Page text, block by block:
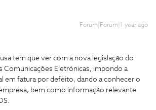
Forum|Forum|1 year ago
tem que ver com a nova legislação do
Comunicações Eletrónicas, impondo a
em fatura por defeito, dando a conhecer o
bem como informação relevante